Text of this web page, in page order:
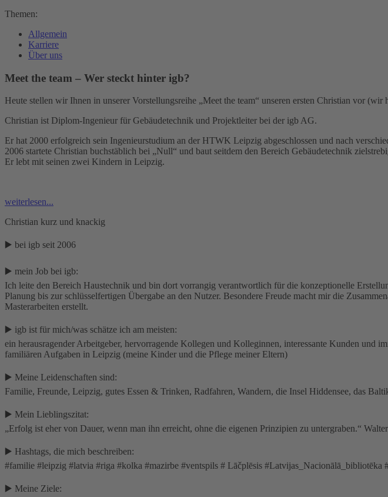
Themen:
Allgemein
Karriere
Über uns
Meet the team – Wer steckt hinter igb?
Heute stellen wir Ihnen in unserer Vorstellungsreihe „Meet the team“ unseren ersten Christian vor
Christian ist Diplom-Ingenieur für Gebäudetechnik und Projektleiter bei der igb AG.
Er hat 2000 erfolgreich sein Ingenieurstudium an der HTWK Leipzig abgeschlossen und nach
2006 startete Christian buchstäblich bei „Null“ und baut seitdem den Bereich Gebäudetechnik
Er lebt mit seinen zwei Kindern in Leipzig.
weiterlesen...
Christian kurz und knackig
▶️ bei igb seit 2006
▶️ mein Job bei igb:
Ich leite den Bereich Haustechnik und bin dort vorrangig verantwortlich für die konzeptionelle
Planung bis zur schlüsselfertigen Übergabe an den Nutzer. Besondere Freude macht mir die
Masterarbeiten erstellt.
▶️ igb ist für mich/was schätze ich am meisten:
ein herausragender Arbeitgeber, hervorragende Kollegen und Kolleginnen, interessante Kunden und
familiären Aufgaben in Leipzig (meine Kinder und die Pflege meiner Eltern)
▶️ Meine Leidenschaften sind:
Familie, Freunde, Leipzig, gutes Essen & Trinken, Radfahren, Wandern, die Insel Hiddensee, das
▶️ Mein Lieblingszitat:
„Erfolg ist eher von Dauer, wenn man ihn erreicht, ohne die eigenen Prinzipien zu untergraben.“
▶️ Hashtags, die mich beschreiben:
#familie #leipzig #latvia #riga #kolka #mazirbe #ventspils # Lāčplēsis #Latvijas_Nacionālā_bibliotēka
▶️ Meine Ziele: